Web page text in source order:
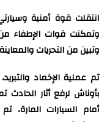
انتقلت قوة أمنية
وتمكنت قوات الإطفاء من
وتبين من التحريات
تم عملية الإخماد
بأوناش لرفع أثار الحادث
أمام السيارات المارة،